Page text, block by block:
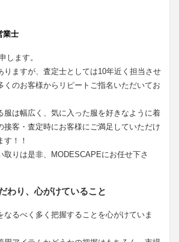
業士
します。
りますが、査定士としては10年近く担当させ
くのお客様からリピートご指名いただいてお
服は幅広く、気に入った服を好きなように着
接客・査定時にお客様にご満足していただけ
す！！
取りは是非、MODESCAPEにお任せ下さ
わり、心がけていること
なるべく多く把握することを心がけていま